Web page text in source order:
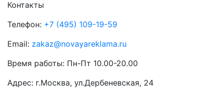
Контакты
Телефон: +7 (495) 109-19-59
Email: zakaz@novayareklama.ru
Время работы: Пн-Пт 10.00-20.00
Адрес: г.Москва, ул.Дербеневская, 24